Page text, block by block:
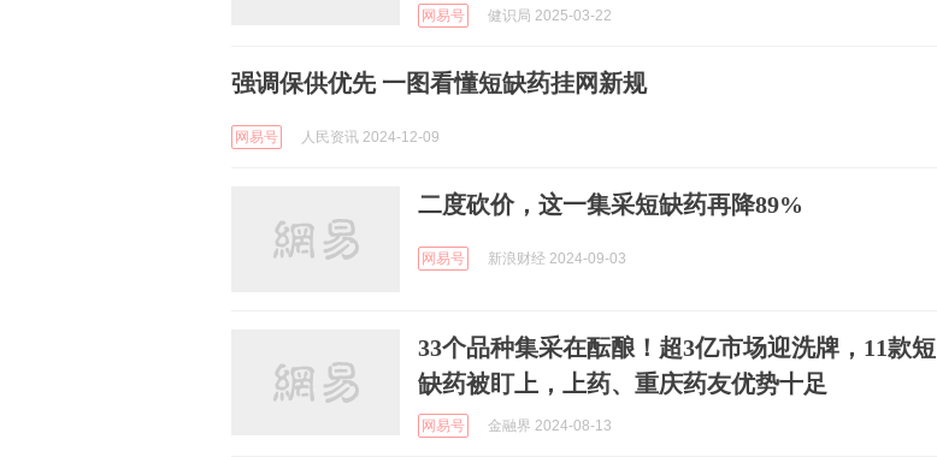
网易号 健识局 2025-03-22
强调保供优先 一图看懂短缺药挂网新规
网易号 人民资讯 2024-12-09
二度砍价，这一集采短缺药再降89%
网易号 新浪财经 2024-09-03
33个品种集采在酝酿！超3亿市场迎洗牌，11款短
缺药被盯上，上药、重庆药友优势十足
网易号 金融界 2024-08-13